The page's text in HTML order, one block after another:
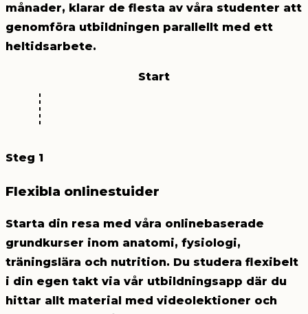
månader, klarar de flesta av våra studenter att
genomföra utbildningen parallellt med ett
heltidsarbete.
Start
Steg 1
Flexibla onlinestuider
Starta din resa med våra onlinebaserade
grundkurser inom anatomi, fysiologi,
träningslära och nutrition. Du studera flexibelt
i din egen takt via vår utbildningsapp där du
hittar allt material med videolektioner och